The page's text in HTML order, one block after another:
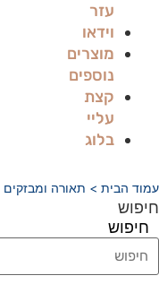
עזר
וידאו
מוצרים
נוספים
קצת
עליי
בלוג
עמוד הבית > תאורה ומבזקים
חיפוש
חיפוש